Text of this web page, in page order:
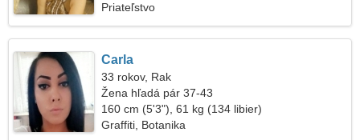
Priateľstvo
Carla
33 rokov, Rak
Žena hľadá pár 37-43
160 cm (5'3"), 61 kg (134 libier)
Graffiti, Botanika